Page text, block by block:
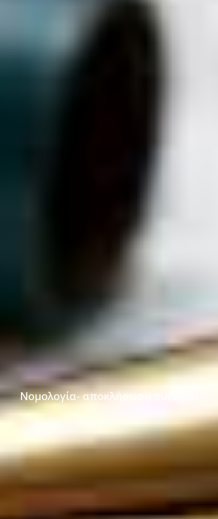
Νομολογία- αποκλήρωση συζύγου